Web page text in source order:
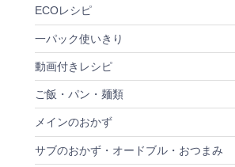
ECOレシピ
一パック使いきり
動画付きレシピ
ご飯・パン・麺類
メインのおかず
サブのおかず・オードブル・おつまみ